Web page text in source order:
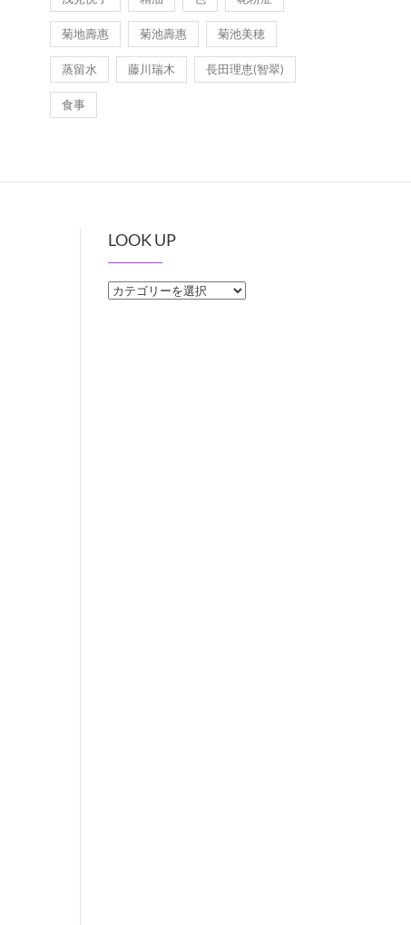
菊地壽惠 菊池壽惠 菊池美穂
蒸留水 藤川瑞木 長田理恵(智翠)
食事
LOOK UP
LOOK